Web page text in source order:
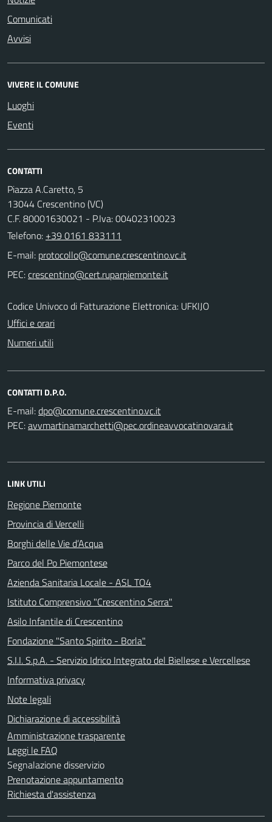
Comunicati
Avvisi
VIVERE IL COMUNE
Luoghi
Eventi
CONTATTI
Piazza A.Caretto, 5
13044 Crescentino (VC)
C.F. 80001630021 - P.Iva: 00402310023
Telefono: +39 0161 833111
E-mail:
PEC:
Codice Univoco di Fatturazione Elettronica: UFKIJO
Uffici e orari
Numeri utili
CONTATTI D.P.O.
E-mail:
PEC:
LINK UTILI
Regione Piemonte
Provincia di Vercelli
Borghi delle Vie d’Acqua
Parco del Po Piemontese
Azienda Sanitaria Locale - ASL TO4
Istituto Comprensivo "Crescentino Serra"
Asilo Infantile di Crescentino
Fondazione "Santo Spirito - Borla"
S.I.I. S.p.A. - Servizio Idrico Integrato del Biellese e Vercellese
Informativa privacy
Note legali
Dichiarazione di accessibilità
Amministrazione trasparente
Leggi le FAQ
Segnalazione disservizio
Prenotazione appuntamento
Richiesta d'assistenza